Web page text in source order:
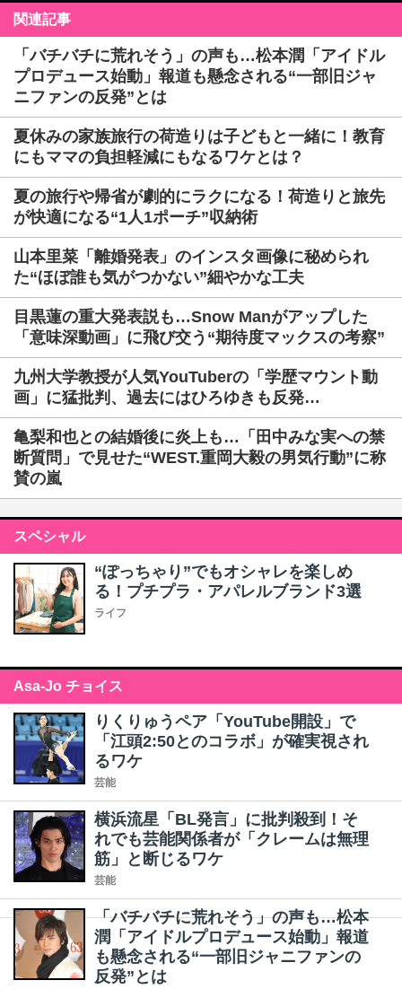
関連記事
「バチバチに荒れそう」の声も…松本潤「アイドル
プロデュース始動」報道も懸念される“一部旧ジャ
ニファンの反発”とは
夏休みの家族旅行の荷造りは子どもと一緒に！教育
にもママの負担軽減にもなるワケとは？
夏の旅行や帰省が劇的にラクになる！荷造りと旅先
が快適になる“1人1ポーチ”収納術
山本里菜「離婚発表」のインスタ画像に秘められ
た“ほぼ誰も気がつかない”細やかな工夫
目黒蓮の重大発表説も…Snow Manがアップした
「意味深動画」に飛び交う“期待度マックスの考察”
九州大学教授が人気YouTuberの「学歴マウント動
画」に猛批判、過去にはひろゆきも反発…
亀梨和也との結婚後に炎上も…「田中みな実への禁
断質問」で見せた“WEST.重岡大毅の男気行動”に称
賛の嵐
スペシャル
“ぽっちゃり”でもオシャレを楽しめ
る！プチプラ・アパレルブランド3選
ライフ
Asa-Jo チョイス
りくりゅうペア「YouTube開設」で
「江頭2:50とのコラボ」が確実視され
るワケ
芸能
横浜流星「BL発言」に批判殺到！そ
れでも芸能関係者が「クレームは無理
筋」と断じるワケ
芸能
「バチバチに荒れそう」の声も…松本
潤「アイドルプロデュース始動」報道
も懸念される“一部旧ジャニファンの
反発”とは